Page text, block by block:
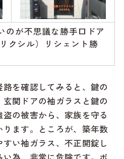
のが不思議な勝手口ドア
クシル）リシェント勝
を確認してみると、鍵の
関ドアの袖ガラスと鍵の
の被害から、家族を守る
ます。ところが、築年数
い袖ガラス、不正開錠し